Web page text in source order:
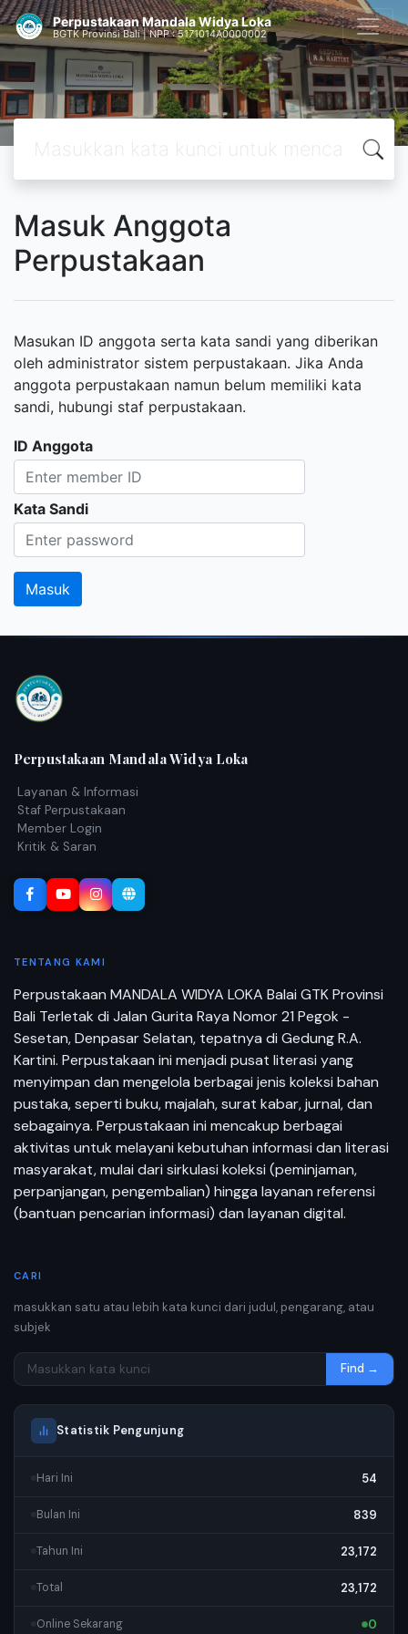
Perpustakaan Mandala Widya Loka
BGTK Provinsi Bali | NPP : 5171014A0000002
Masuk Anggota
Perpustakaan
Masukan ID anggota serta kata sandi yang diberikan
oleh administrator sistem perpustakaan. Jika Anda
anggota perpustakaan namun belum memiliki kata
sandi, hubungi staf perpustakaan.
ID Anggota
Kata Sandi
Perpustakaan Mandala Widya Loka
Layanan & Informasi
Staf Perpustakaan
Member Login
Kritik & Saran
TENTANG KAMI
Perpustakaan MANDALA WIDYA LOKA Balai GTK Provinsi
Bali Terletak di Jalan Gurita Raya Nomor 21 Pegok -
Sesetan, Denpasar Selatan, tepatnya di Gedung R.A.
Kartini. Perpustakaan ini menjadi pusat literasi yang
menyimpan dan mengelola berbagai jenis koleksi bahan
pustaka, seperti buku, majalah, surat kabar, jurnal, dan
sebagainya. Perpustakaan ini mencakup berbagai
aktivitas untuk melayani kebutuhan informasi dan literasi
masyarakat, mulai dari sirkulasi koleksi (peminjaman,
perpanjangan, pengembalian) hingga layanan referensi
(bantuan pencarian informasi) dan layanan digital.
CARI
masukkan satu atau lebih kata kunci dari judul, pengarang, atau
subjek
Find →
Statistik Pengunjung
Hari Ini 54
Bulan Ini 839
Tahun Ini 23,172
Total 23,172
Online Sekarang 0